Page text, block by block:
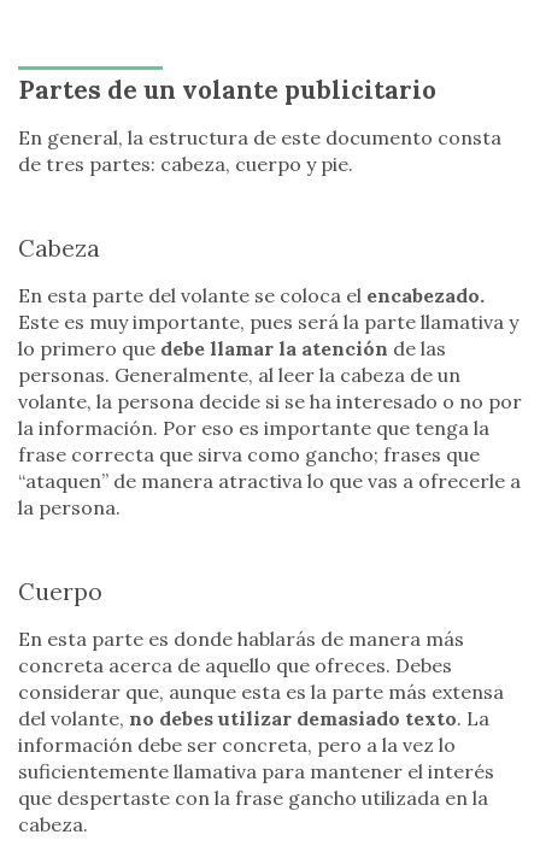
Partes de un volante publicitario
En general, la estructura de este documento consta
de tres partes: cabeza, cuerpo y pie.
Cabeza
En esta parte del volante se coloca el encabezado.
Este es muy importante, pues será la parte llamativa y
lo primero que debe llamar la atención de las
personas. Generalmente, al leer la cabeza de un
volante, la persona decide si se ha interesado o no por
la información. Por eso es importante que tenga la
frase correcta que sirva como gancho; frases que
“ataquen” de manera atractiva lo que vas a ofrecerle a
la persona.
Cuerpo
En esta parte es donde hablarás de manera más
concreta acerca de aquello que ofreces. Debes
considerar que, aunque esta es la parte más extensa
del volante, no debes utilizar demasiado texto. La
información debe ser concreta, pero a la vez lo
suficientemente llamativa para mantener el interés
que despertaste con la frase gancho utilizada en la
cabeza.